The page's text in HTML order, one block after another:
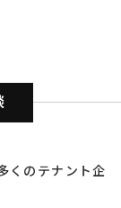
くのテナント企